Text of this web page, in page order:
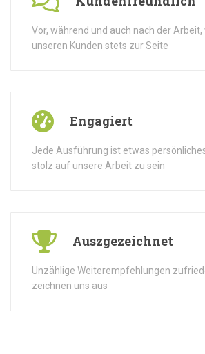
Vor, während und auch nach der
unseren Kunden stets zur Seite
Engagiert
Jede Ausführung ist etwas
stolz auf unsere Arbeit zu sein
Auszgezeichnet
Unzählige Weiterempfehlungen
zeichnen uns aus